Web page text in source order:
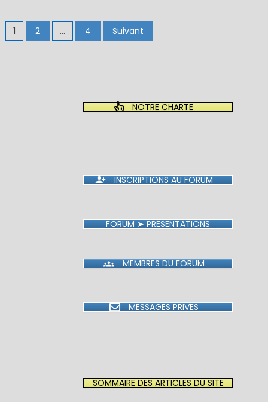
Pagination
des
1 2 … 4 Suivant
NOTRE CHARTE
INSCRIPTIONS AU FORUM
FORUM ➤ PRÉSENTATIONS
MEMBRES DU FORUM
MESSAGES PRIVÉS
SOMMAIRE DES ARTICLES DU SITE